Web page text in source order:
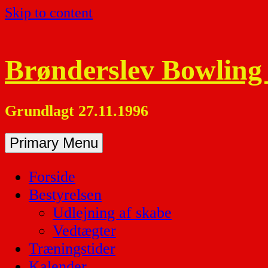
Skip to content
Brønderslev
Grundlagt 27.11.1996
Primary Menu
Forside
Bestyrelsen
Udlejning af skabe
Vedtægter
Træningstider